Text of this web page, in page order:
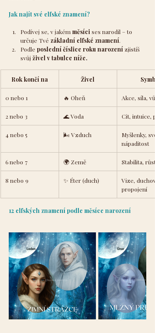
Jak najít své elfské znamení?
Podívej se, v jakém měsíci ses narodil – to
určuje Tvé základní elfské znamení.
Podle poslední číslice roku narození zjistíš
svůj živel v tabulce níže.
Rok končí na Živel
0 nebo 1 🔥 Oheň Akce, síla,
2 nebo 3 🌊 Voda Cit, intuice,
4 nebo 5 🌬 Vzduch
Myšlenky,
nápaditost
6 nebo 7 🌍 Země Stabilita,
8 nebo 9 ✨ Éter (duch)
Vize,
propojení
12 elfských znamení podle měsíce narození